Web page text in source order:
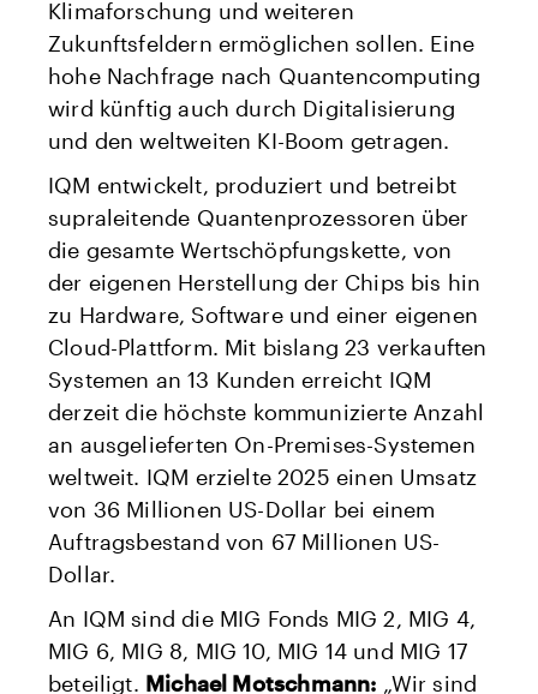
Klimaforschung und weiteren
Zukunftsfeldern ermöglichen sollen. Eine
hohe Nachfrage nach Quantencomputing
wird künftig auch durch Digitalisierung
und den weltweiten KI-Boom getragen.
IQM entwickelt, produziert und betreibt
supraleitende Quantenprozessoren über
die gesamte Wertschöpfungskette, von
der eigenen Herstellung der Chips bis hin
zu Hardware, Software und einer eigenen
Cloud-Plattform. Mit bislang 23 verkauften
Systemen an 13 Kunden erreicht IQM
derzeit die höchste kommunizierte Anzahl
an ausgelieferten On-Premises-Systemen
weltweit. IQM erzielte 2025 einen Umsatz
von 36 Millionen US-Dollar bei einem
Auftragsbestand von 67 Millionen US-
Dollar.
An IQM sind die MIG Fonds MIG 2, MIG 4,
MIG 6, MIG 8, MIG 10, MIG 14 und MIG 17
beteiligt. Michael Motschmann: „Wir sind